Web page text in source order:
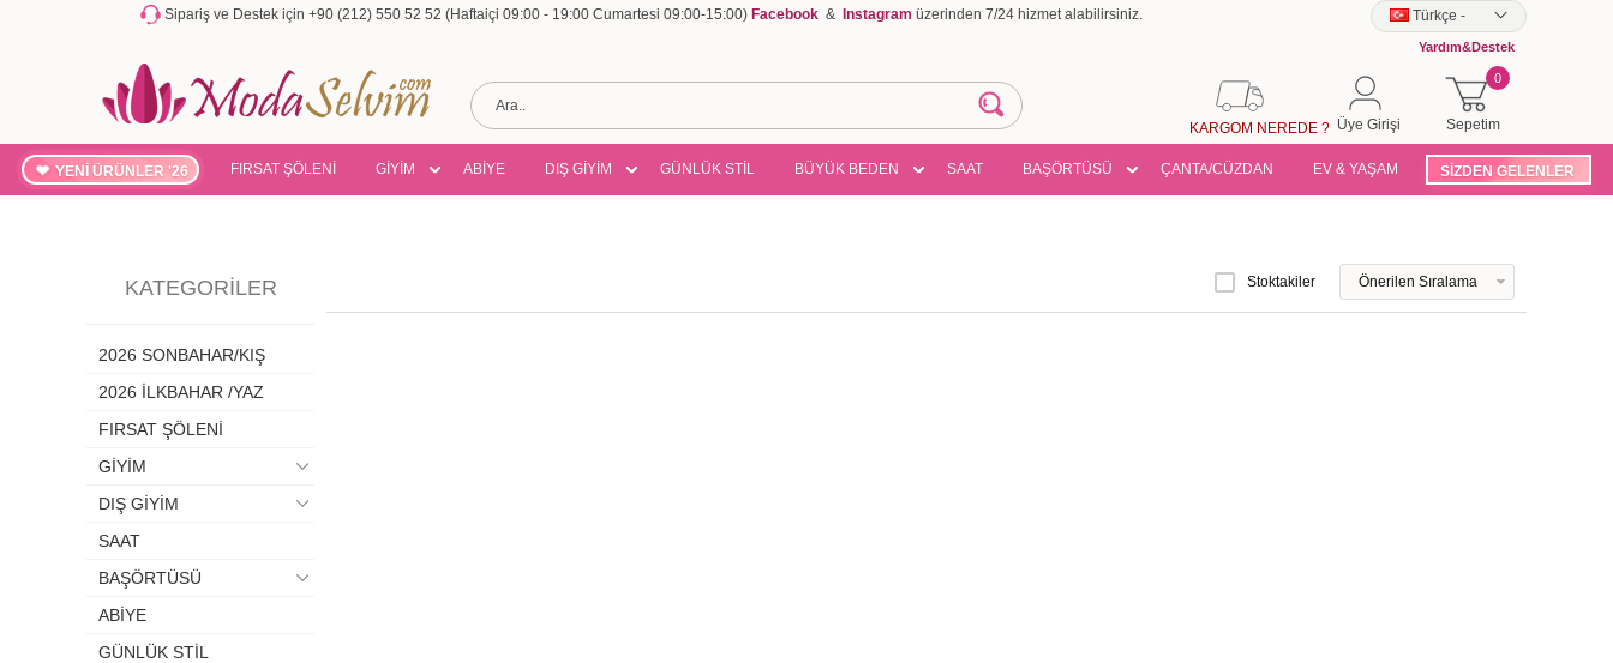
Sipariş ve Destek için +90 (212) 550 52 52 (Haftaiçi 09:00 - 19:00 Cumartesi 09:00-15:00) Facebook & Instagram üzerinden 7/24 hizmet alabilirsiniz. Türkçe -
Yardım&Destek
Sepetim
0
Üye Girişi
KARGOM NEREDE ?
YENİ ÜRÜNLER '26 FIRSAT ŞÖLENİ GİYİM ABİYE DIŞ GİYİM GÜNLÜK STİL BÜYÜK BEDEN SAAT BAŞÖRTÜSÜ ÇANTA/CÜZDAN EV & YAŞAM SİZDEN GELENLER
KATEGORILER
2026 SONBAHAR/KIŞ
2026 İLKBAHAR /YAZ
FIRSAT ŞÖLENİ
GİYİM
DIŞ GİYİM
SAAT
BAŞÖRTÜSÜ
ABİYE
GÜNLÜK STİL
Stoktakiler